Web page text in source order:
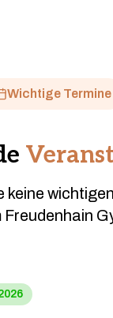
Wichtige Termine
keine
Freudenhain